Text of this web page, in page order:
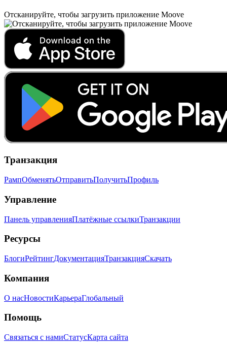
Отсканируйте, чтобы загрузить приложение Moove
Транзакция
РампОбменятьОтправитьПолучитьПрофиль
Управление
Панель управленияПлатёжные ссылкиТранзакции
Ресурсы
БлогиРейтингДокументацияТранзакцияСкачать
Компания
О насНовостиКарьераГлобальный
Помощь
Связаться с намиСтатусКарта сайта